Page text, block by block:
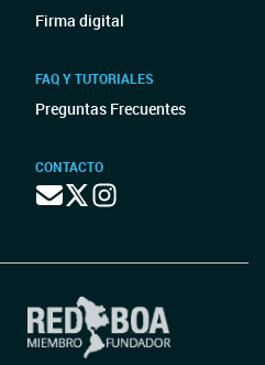
Firma digital
FAQ Y TUTORIALES
Preguntas Frecuentes
CONTACTO